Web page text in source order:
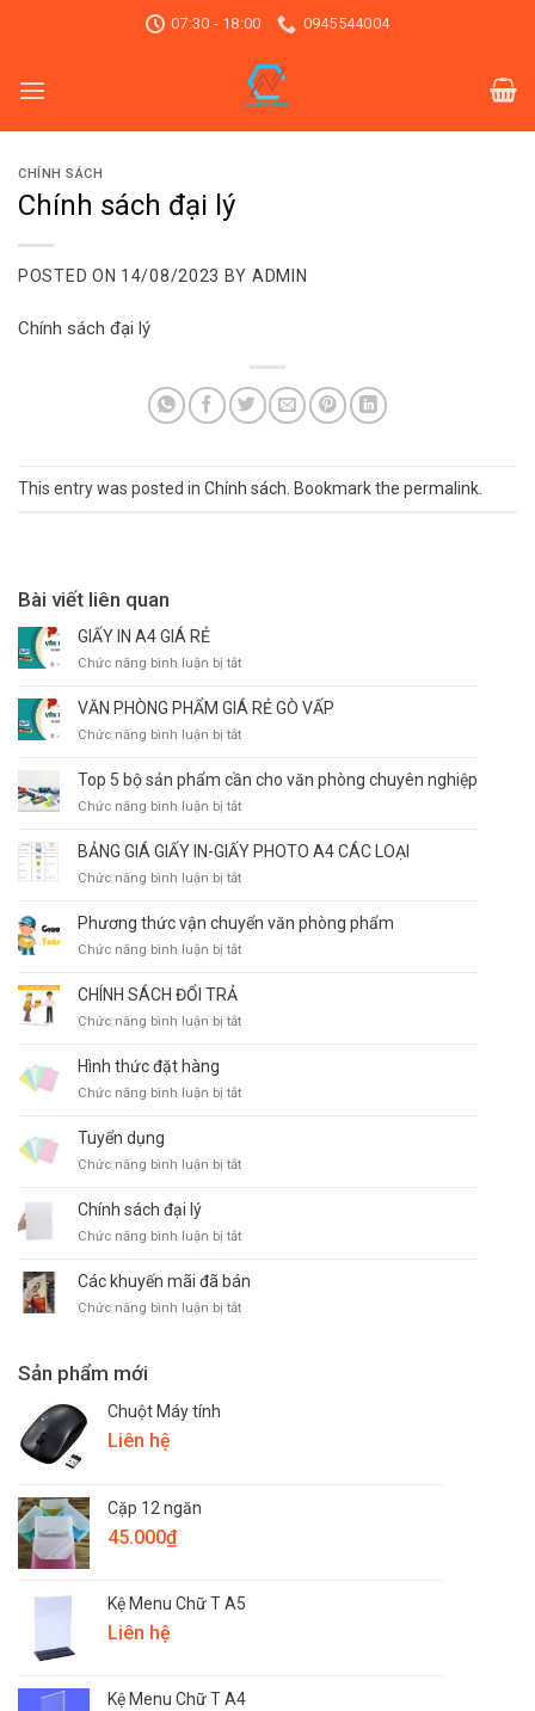
07:30 - 18:00 0945544004
CHÍNH SÁCH
Chính sách đại lý
POSTED ON 14/08/2023 BY ADMIN
Chính sách đại lý
This entry was posted in Chính sách . Bookmark the permalink
Bài viết liên quan
GIẤY IN A4 GIÁ RẺ
Chức năng bình luận bị tắtở
IN
GIÁ
VĂN PHÒNG PHẨM GIÁ RẺ GÒ VẤP
Chức năng bình luận bị tắtở
PHÒNG
GIÁ
GÒ
VẤP
Top 5 bộ sản phẩm cần cho văn phòng chuyên nghiệp
Chức năng bình luận bị tắtở
5
sản
cần
cho
nghiệp
BẢNG GIÁ GIẤY IN-GIẤY PHOTO A4 CÁC LOẠI
Chức năng bình luận bị tắtở
GIÁ
IN-
A4
Phương thức vận chuyển văn phòng phẩm
Chức năng bình luận bị tắtở
chuyển
phẩm
CHÍNH SÁCH ĐỔI TRẢ
Chức năng bình luận bị tắtở
TRẢ
Hình thức đặt hàng
Chức năng bình luận bị tắtở
hàng
Tuyển dụng
Chức năng bình luận bị tắtở
Chính sách đại lý
Chức năng bình luận bị tắtở
sách
lý
Các khuyến mãi đã bán
Chức năng bình luận bị tắtở
Sản phẩm mới
Chuột Máy tính
Liên hệ
Cặp 12 ngăn
45.000₫
Kệ Menu Chữ T A5
Liên hệ
Kệ Menu Chữ T A4